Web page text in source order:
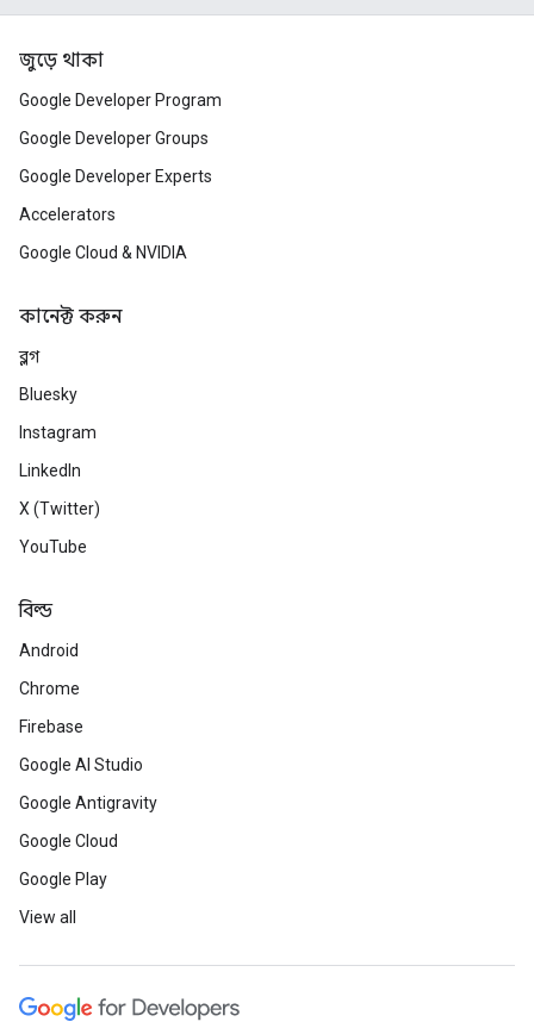
জুড়ে থাকা
Google Developer Program
Google Developer Groups
Google Developer Experts
Accelerators
Google Cloud & NVIDIA
কানেক্ট করুন
ব্লগ
Bluesky
Instagram
LinkedIn
X (Twitter)
YouTube
বিল্ড
Android
Chrome
Firebase
Google AI Studio
Google Antigravity
Google Cloud
Google Play
View all